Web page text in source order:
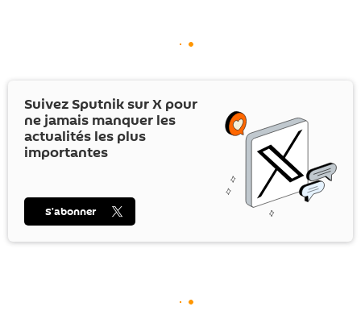
Suivez Sputnik surX pour
ne jamais manquer les
actualités les plus
importantes
S’abonner